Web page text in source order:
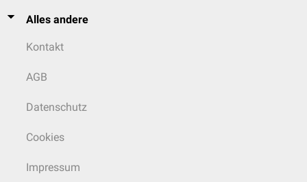
Alles andere
Kontakt
AGB
Datenschutz
Cookies
Impressum